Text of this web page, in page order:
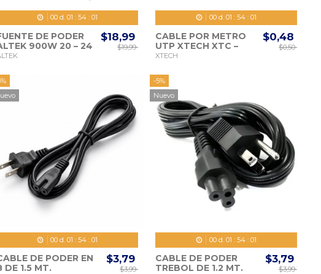
00d. 01 : 53: 59
DE PODER
900W 20 – 24
$18,99
$19,99
00d. 01 : 53: 59
CABLE POR METRO
UTP XTECH XTC –
226 CAT. 6 GRAY
XTECH
$0,48
$0,50
00d. 01 : 53: 59
DE PODER EN
DE 1.5 MT.
$3,79
$3,99
-5%
Nuevo
00d. 01 : 53: 59
CABLE DE PODER
TREBOL DE 1.2 MT.
$3,79
$3,99